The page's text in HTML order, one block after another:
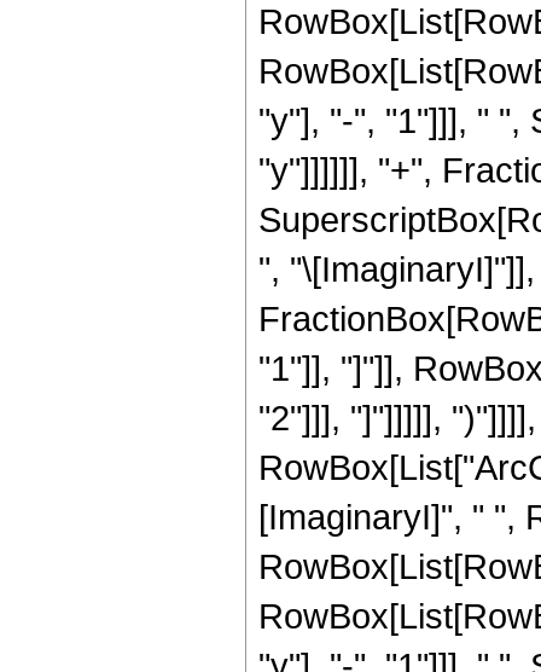
"y"], "-", "1"]]], " ",
"y"]]]]]], "+",
",
"1"]], "]"]],
"2"]]], "]"]]]]],
[ImaginaryI]", " ",